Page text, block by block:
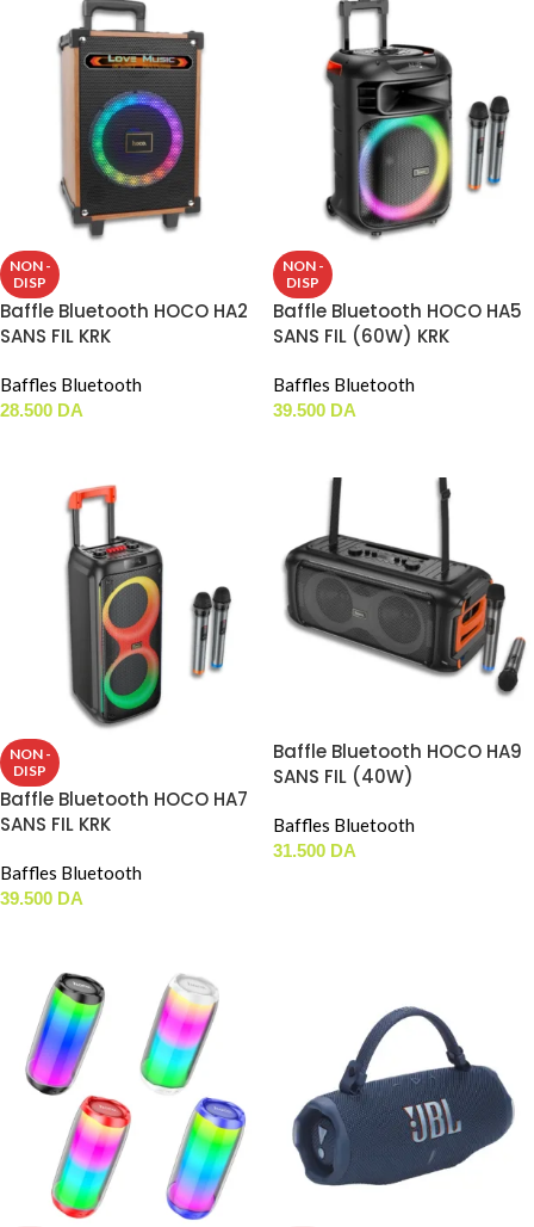
NON -
DISP
Baffle Bluetooth HOCO HA2
SANS FIL KRK
Baffles Bluetooth
28.500 DA
NON -
DISP
Baffle Bluetooth HOCO HA5
SANS FIL (60W) KRK
Baffles Bluetooth
39.500 DA
NON -
DISP
Baffle Bluetooth HOCO HA7
SANS FIL KRK
Baffles Bluetooth
39.500 DA
Baffle Bluetooth HOCO HA9
SANS FIL (40W)
Baffles Bluetooth
31.500 DA